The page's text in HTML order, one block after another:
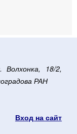
Волхонка, 18/2,
РАН
Вход на сайт